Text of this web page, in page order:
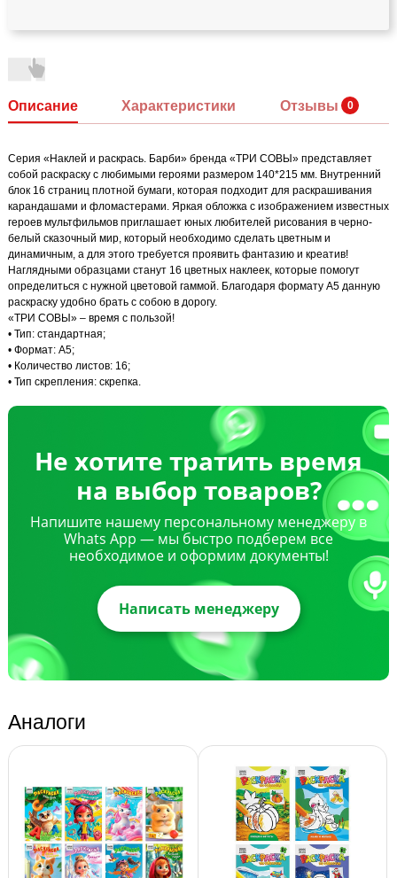
Описание Характеристики Отзывы
Серия «Наклей и раскрась. Барби» бренда «ТРИ СОВЫ» представляет
собой раскраску с любимыми героями размером 140*215 мм. Внутренний
блок 16 страниц плотной бумаги, которая подходит для раскрашивания
карандашами и фломастерами. Яркая обложка с изображением известных
героев мультфильмов приглашает юных любителей рисования в черно-
белый сказочный мир, который необходимо сделать цветным и
динамичным, а для этого требуется проявить фантазию и креатив!
Наглядными образцами станут 16 цветных наклеек, которые помогут
определиться с нужной цветовой гаммой. Благодаря формату А5 данную
раскраску удобно брать с собою в дорогу.
«ТРИ СОВЫ» – время с пользой!
• Тип: стандартная;
• Формат: А5;
• Количество листов: 16;
• Тип скрепления: скрепка.
Не хотите тратить время
на выбор товаров?
Напишите нашему персональному менеджеру в
Whats App — мы быстро подберем все
необходимое и оформим документы!
Написать менеджеру
Аналоги